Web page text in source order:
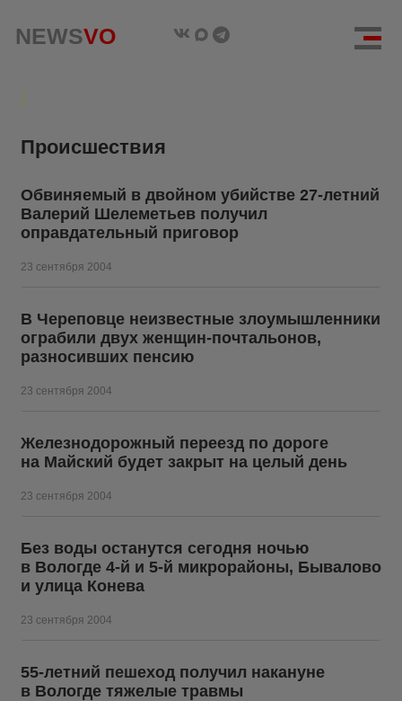
NEWSVO
Происшествия
Обвиняемый в двойном убийстве 27-летний
Валерий Шелеметьев получил
оправдательный приговор
23 сентября 2004
В Череповце неизвестные злоумышленники
ограбили двух женщин-почтальонов,
разносивших пенсию
23 сентября 2004
Железнодорожный переезд по дороге
на Майский будет закрыт на целый день
23 сентября 2004
Без воды останутся сегодня ночью
в Вологде 4-й и 5-й микрорайоны, Бывалово
и улица Конева
23 сентября 2004
55-летний пешеход получил накануне
в Вологде тяжелые травмы